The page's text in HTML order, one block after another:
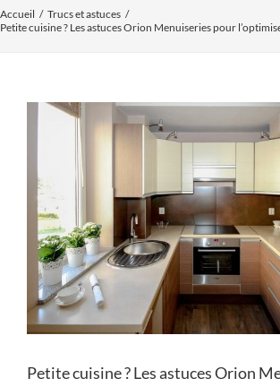
Accueil
Trucs et astuces
Petite cuisine ? Les astuces Orion Menuiseries pour
Petite cuisine ? Les astuces Orion